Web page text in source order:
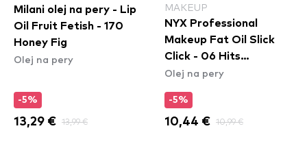
Milani olej na pery - Lip
Oil Fruit Fetish - 170
Honey Fig
Olej na pery
-5%
13,29 € 13,99 €
MAKEUP
NYX Professional
Makeup Fat Oil Slick
Click - 06 Hits
Different
Olej na pery
-5%
10,44 € 10,99 €